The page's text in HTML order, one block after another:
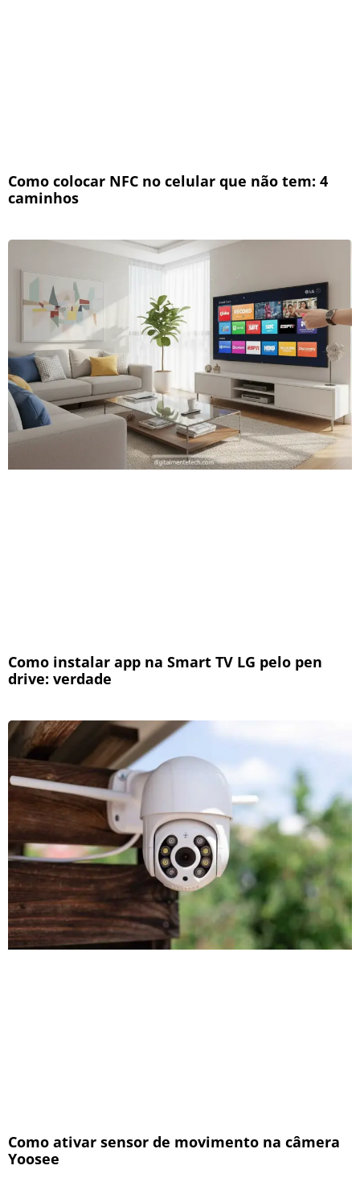
Como colocar NFC no celular que não tem: 4
caminhos
Como instalar app na Smart TV LG pelo pen
drive: verdade
Como ativar sensor de movimento na câmera
Yoosee